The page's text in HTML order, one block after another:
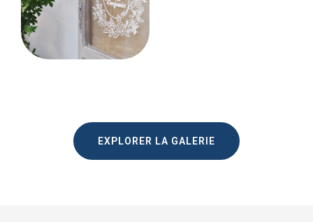
EXPLORER LA GALERIE